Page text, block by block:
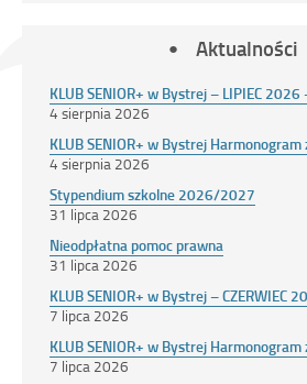
Aktualności
KLUB SENIOR+ w Bystrej – LIPIEC 2026
4 sierpnia 2026
KLUB SENIOR+ w Bystrej Harmonogram
4 sierpnia 2026
Stypendium szkolne 2026/2027
31 lipca 2026
Nieodpłatna pomoc prawna
31 lipca 2026
KLUB SENIOR+ w Bystrej – CZERWIEC
7 lipca 2026
KLUB SENIOR+ w Bystrej Harmonogram
7 lipca 2026